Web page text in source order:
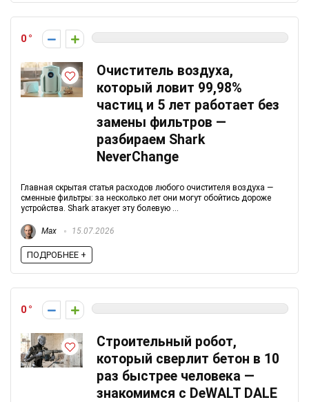
0
Очиститель воздуха,
который ловит 99,98%
частиц и 5 лет работает без
замены фильтров —
разбираем Shark
NeverChange
Главная скрытая статья расходов любого очистителя воздуха —
сменные фильтры: за несколько лет они могут обойтись дороже
устройства. Shark атакует эту болевую ...
Max 15.07.2026
ПОДРОБНЕЕ +
0
Строительный робот,
который сверлит бетон в 10
раз быстрее человека —
знакомимся с DeWALT DALE